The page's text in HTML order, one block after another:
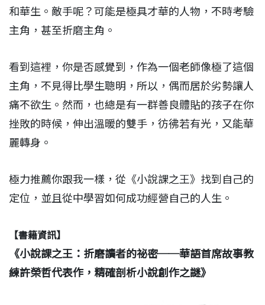
和華生。敵手呢？可能是極具才華的人物，不時考驗
主角，甚至折磨主角。
看到這裡，你是否感覺到，作為一個老師像極了這個
主角，不見得比學生聰明，所以，偶而居於劣勢讓人
痛不欲生。然而，也總是有一群善良體貼的孩子在你
挫敗的時候，伸出溫暖的雙手，彷彿若有光，又能華
麗轉身。
極力推薦你跟我一樣，從《小說課之王》找到自己的
定位，並且從中學習如何成功經營自己的人生。
【書籍資訊】
《小說課之王：折磨讀者的祕密──華語首席故事教
練許榮哲代表作，精確剖析小說創作之謎》